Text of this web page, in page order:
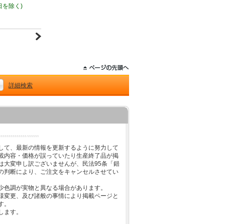
2－8営業日で発送予定
詳細検索
て、最新の情報を更新するように努力して
内容・価格が誤っていたり生産終了品が掲
大変申し訳ございませんが、民法95条「錯
判断により、ご注文をキャンセルさせてい
色調が実物と異なる場合があります。
変更、及び諸般の事情により掲載ページと
す。